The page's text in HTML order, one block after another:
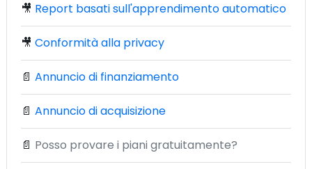
🎥 Report basati sull'apprendimento automatico
🎥 Conformità alla privacy
📄 Annuncio di finanziamento
📄 Annuncio di acquisizione
📄 Posso provare i piani gratuitamente?